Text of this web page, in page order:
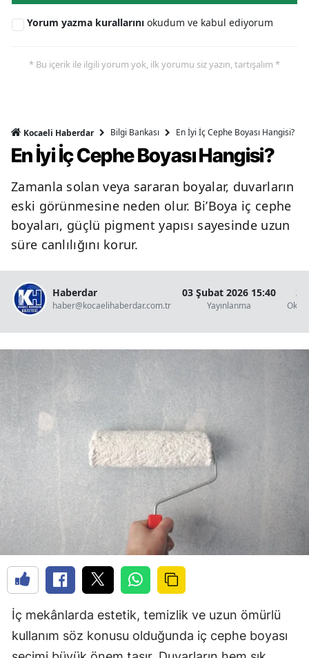
Yorum yazma kurallarını okudum ve kabul ediyorum
* Bu içerik ile ilgili yorum yok, ilk yorumu siz yazın, tartışalım *
Kocaeli Haberdar Bilgi Bankası En İyi İç Cephe Boyası Hangisi?
En İyi İç Cephe Boyası Hangisi?
Zamanla solan veya sararan boyalar, duvarların
eski görünmesine neden olur. Bi’Boya iç cephe
boyaları, güçlü pigment yapısı sayesinde uzun
süre canlılığını korur.
Haberdar
haber@kocaelihaberdar.com.tr
03 Şubat 2026 15:40
Yayınlanma
2
İç mekânlarda estetik, temizlik ve uzun ömürlü
kullanım söz konusu olduğunda iç cephe boyası